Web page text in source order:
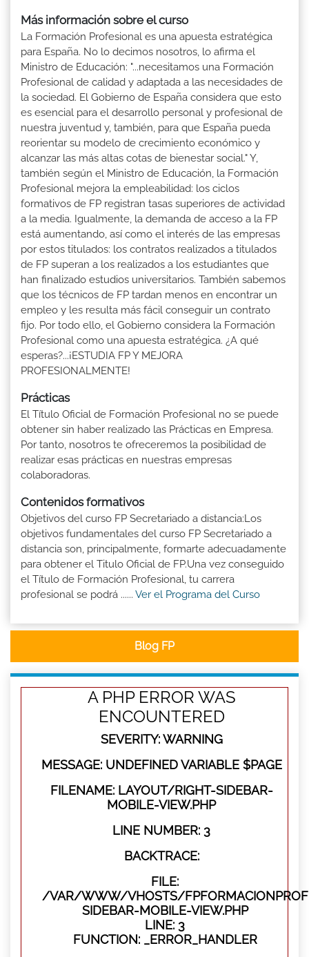
Más información sobre el curso
La Formación Profesional es una apuesta estratégica
para España. No lo decimos nosotros, lo afirma el
Ministro de Educación: "...necesitamos una Formación
Profesional de calidad y adaptada a las necesidades de
la sociedad. El Gobierno de España considera que esto
es esencial para el desarrollo personal y profesional de
nuestra juventud y, también, para que España pueda
reorientar su modelo de crecimiento económico y
alcanzar las más altas cotas de bienestar social." Y,
también según el Ministro de Educación, la Formación
Profesional mejora la empleabilidad: los ciclos
formativos de FP registran tasas superiores de actividad
a la media. Igualmente, la demanda de acceso a la FP
está aumentando, así como el interés de las empresas
por estos titulados: los contratos realizados a titulados
de FP superan a los realizados a los estudiantes que
han finalizado estudios universitarios. También sabemos
que los técnicos de FP tardan menos en encontrar un
empleo y les resulta más fácil conseguir un contrato
fijo. Por todo ello, el Gobierno considera la Formación
Profesional como una apuesta estratégica. ¿A qué
esperas?...¡ESTUDIA FP Y MEJORA
PROFESIONALMENTE!
Prácticas
El Título Oficial de Formación Profesional no se puede
obtener sin haber realizado las Prácticas en Empresa.
Por tanto, nosotros te ofreceremos la posibilidad de
realizar esas prácticas en nuestras empresas
colaboradoras.
Contenidos formativos
Objetivos del curso FP Secretariado a distancia:Los
objetivos fundamentales del curso FP Secretariado a
distancia son, principalmente, formarte adecuadamente
para obtener el Titulo Oficial de FP.Una vez conseguido
el Título de Formación Profesional, tu carrera
profesional se podrá ...... Ver el Programa del Curso
Blog FP
A PHP ERROR WAS
ENCOUNTERED
SEVERITY: WARNING
MESSAGE: UNDEFINED VARIABLE $PAGE
FILENAME: LAYOUT/RIGHT-SIDEBAR-
MOBILE-VIEW.PHP
LINE NUMBER: 3
BACKTRACE:
FILE:
/VAR/WWW/VHOSTS/
SIDEBAR-MOBILE-VIEW.PHP
LINE: 3
FUNCTION: _ERROR_HANDLER